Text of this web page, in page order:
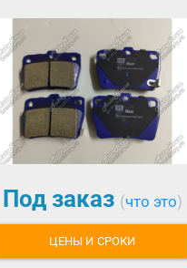
Под заказ (что это)
ЦЕНЫ И СРОКИ